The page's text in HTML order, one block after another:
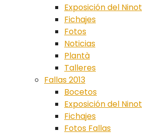
Exposición del Ninot
Fichajes
Fotos
Noticias
Plantà
Talleres
Fallas 2013
Bocetos
Exposición del Ninot
Fichajes
Fotos Fallas